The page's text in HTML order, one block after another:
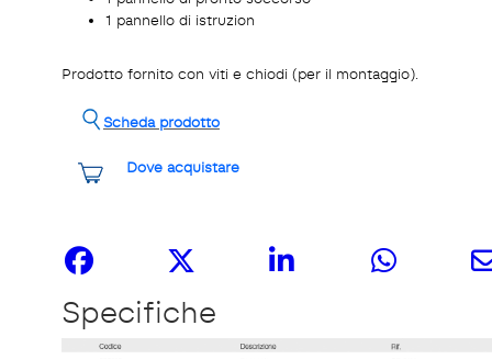
1 pannello di istruzion
Prodotto fornito con viti e chiodi (per il montaggio).
Dove acquistare
Scheda prodotto
Specifiche